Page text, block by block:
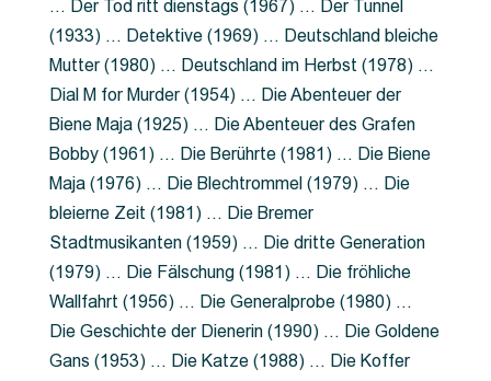
… Der Tod ritt dienstags (1967) … Der Tunnel
(1933) … Detektive (1969) … Deutschland bleiche
Mutter (1980) … Deutschland im Herbst (1978) …
Dial M for Murder (1954) … Die Abenteuer der
Biene Maja (1925) … Die Abenteuer des Grafen
Bobby (1961) … Die Berührte (1981) … Die Biene
Maja (1976) … Die Blechtrommel (1979) … Die
bleierne Zeit (1981) … Die Bremer
Stadtmusikanten (1959) … Die dritte Generation
(1979) … Die Fälschung (1981) … Die fröhliche
Wallfahrt (1956) … Die Generalprobe (1980) …
Die Geschichte der Dienerin (1990) … Die Goldene
Gans (1953) … Die Katze (1988) … Die Koffer